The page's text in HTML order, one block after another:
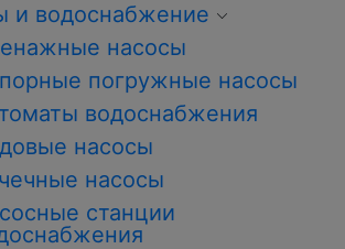
и водоснабжение
насосы
погружные насосы
водоснабжения
насосы
насосы
станции